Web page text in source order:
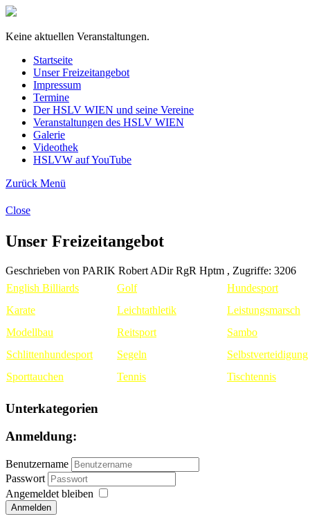
Keine aktuellen Veranstaltungen.
Startseite
Unser Freizeitangebot
Impressum
Termine
Der HSLV WIEN und seine Vereine
Veranstaltungen des HSLV WIEN
Galerie
Videothek
HSLVW auf YouTube
Zurück Menü
Close
Unser Freizeitangebot
Geschrieben von PARIK Robert ADir RgR Hptm , Zugriffe: 3206
English Billiards
Golf
Hundesport
Karate
Leichtathletik
Leistungsmarsch
Modellbau
Reitsport
Sambo
Schlittenhundesport
Segeln
Selbstverteidigung
Sporttauchen
Tennis Tischtennis
Unterkategorien
Anmeldung:
Benutzername
Passwort
Angemeldet bleiben